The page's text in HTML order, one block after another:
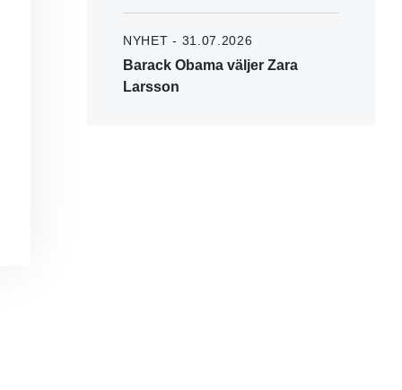
NYHET - 31.07.2026
Barack Obama väljer Zara
Larsson